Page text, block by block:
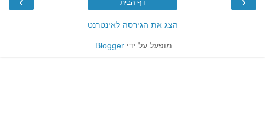
דף הבית
הצג את הגירסה לאינטרנט
מופעל על ידי Blogger
.